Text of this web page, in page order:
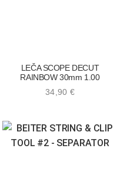
34,90 €
LEČA SCOPE DECUT
RAINBOW 30mm 1.00